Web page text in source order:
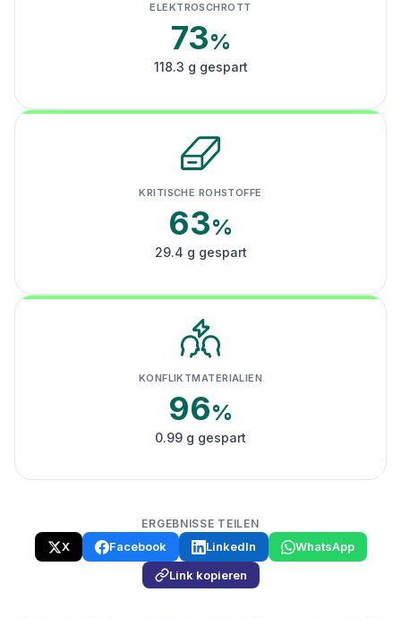
ELEKTROSCHROTT
73%
118.3 g gespart
KRITISCHE ROHSTOFFE
63%
29.4 g gespart
KONFLIKTMATERIALIEN
96%
0.99 g gespart
ERGEBNISSE TEILEN
X Facebook LinkedIn
WhatsApp
Link kopieren